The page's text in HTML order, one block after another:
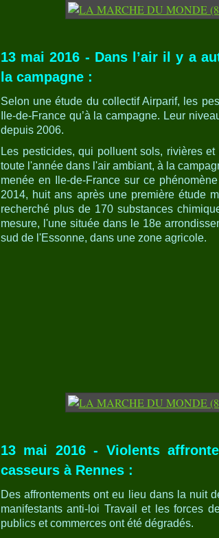
13 mai 2016 - Dans l’air il y a
la campagne :
Selon une étude du collectif Airparif, les
Ile-de-France qu’à la campagne. Leur
depuis 2006.
Les pesticides, qui polluent sols, rivières
toute l'année dans l'air ambiant, à la
menée en Ile-de-France sur ce
2014, huit ans après une première étude
recherché plus de 170 substances
mesure, l'une située dans le 18e
sud de l'Essonne, dans une zone agricole.
13 mai 2016 - Violents
casseurs à Rennes :
Des affrontements ont eu lieu dans la nuit
manifestants anti-loi Travail et les forces
publics et commerces ont été dégradés.